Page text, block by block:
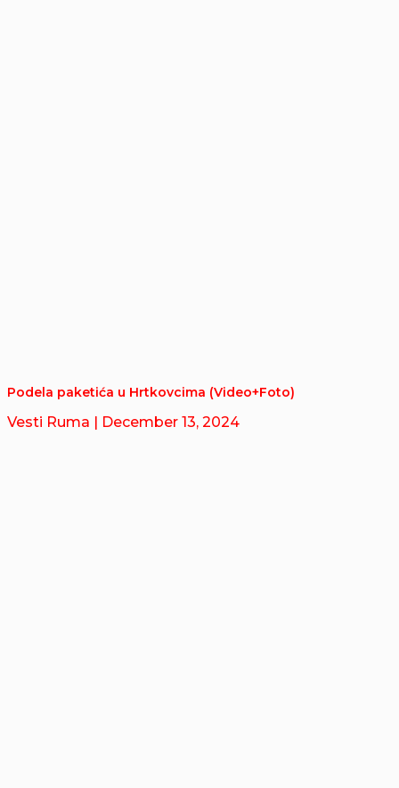
Podela paketića u Hrtkovcima (Video+Foto)
Vesti Ruma | December 13, 2024